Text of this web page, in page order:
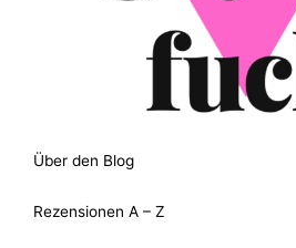
Über den Blog
Rezensionen A – Z